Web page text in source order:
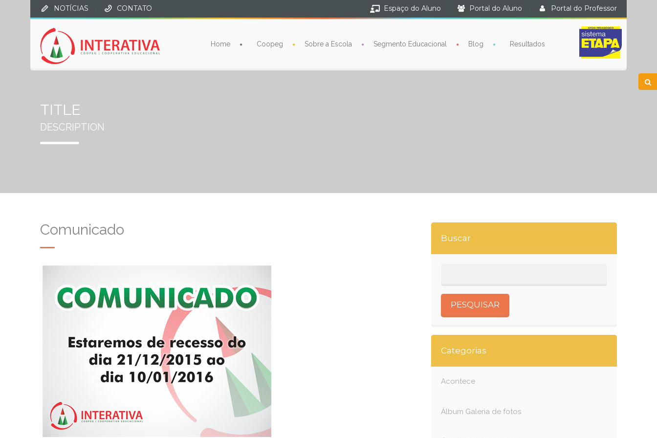
NOTÍCIAS · CONTATO Espaço do Aluno · Portal do Aluno · Portal do Professor
Home Coopeg Sobre a Escola Segmento Educacional Blog Resultados
TITLE
DESCRIPTION
Comunicado Buscar
Categorias
Acontece
Álbum Galeria de fotos